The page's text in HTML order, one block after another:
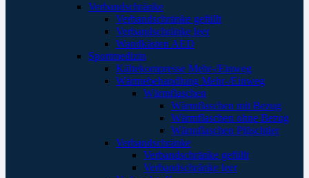
Verbandschränke
Verbandschränke gefüllt
Verbandschränke leer
Wandkästen AED
Sportmedizin
Kältekompresse Mehr-/Einweg
Wärmebehandlung Mehr-/Einweg
Wärmflaschen
Wärmflaschen mit Bezug
Wärmflaschen ohne Bezug
Wärmflaschen Plüschtier
Verbandschränke
Verbandschränke gefüllt
Verbandschränke leer